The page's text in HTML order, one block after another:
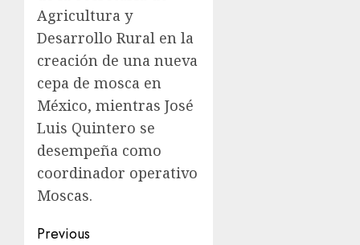
Agricultura y
Desarrollo Rural en la
creación de una nueva
cepa de mosca en
México, mientras José
Luis Quintero se
desempeña como
coordinador operativo
Moscas.
Previous